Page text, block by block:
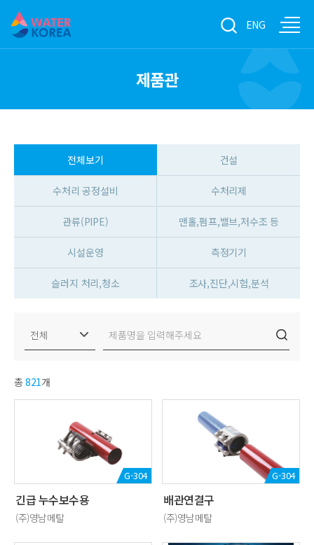
ENG
제품관
전체보기 건설
수처리 공정설비 수처리제
관류(PIPE) 맨홀,펌프,밸브,저수조 등
시설운영 측정기기
슬러지 처리,청소 조사,진단,시험,분석
총 821개
G-304
긴급 누수보수용
(주)영남메탈
G-304
배관연결구
(주)영남메탈